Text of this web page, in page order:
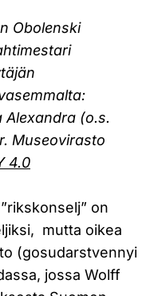
Obolenski
Alexandra (o.s.
Museovirasto
4.0
on
mutta oikea
(gosudarstvennyi
jossa Wolff